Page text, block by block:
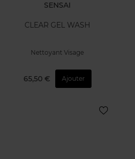
SENSAI
CLEAR GEL WASH
Nettoyant Visage
65,50 € Ajouter